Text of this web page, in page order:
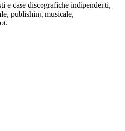
e case discografiche indipendenti,
publishing musicale,